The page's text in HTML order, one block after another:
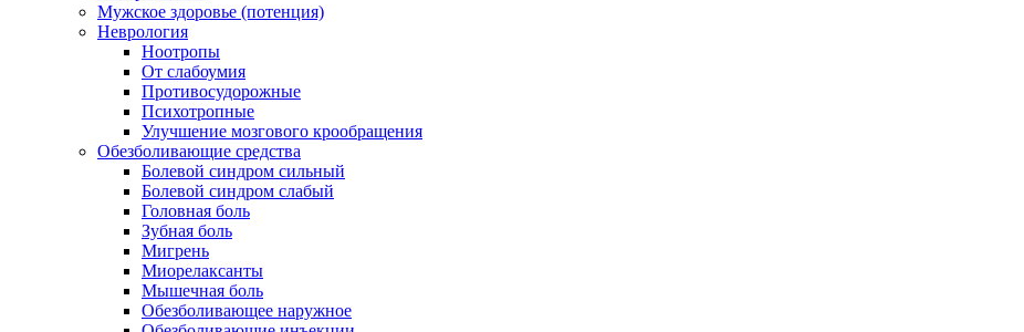
Мужское здоровье (потенция)
Неврология
Ноотропы
От слабоумия
Противосудорожные
Психотропные
Улучшение мозгового крообращения
Обезболивающие средства
Болевой синдром сильный
Болевой синдром слабый
Головная боль
Зубная боль
Мигрень
Миорелаксанты
Мышечная боль
Обезболивающее наружное